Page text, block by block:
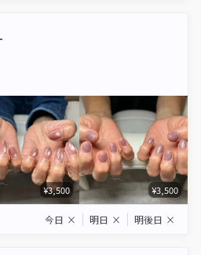
¥3,500 ¥3,500
今日 × 明日 × 明後日 ×